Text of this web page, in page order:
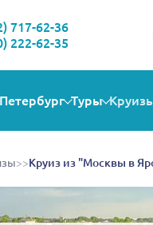
себе
717-62-36
222-62-35
Туры
>>Круиз из "Москвы в